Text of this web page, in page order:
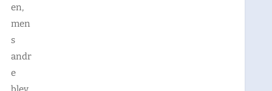
en,
men
s
andr
e